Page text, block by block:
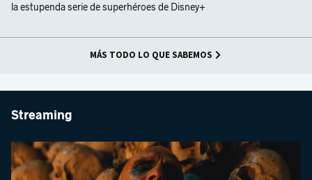
la estupenda serie de superhéroes de Disney+
MÁS TODO LO QUE SABEMOS
Streaming